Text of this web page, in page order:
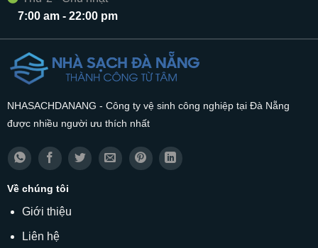
7:00 am - 22:00 pm
NHASACHDANANG - Công ty vệ sinh công nghiệp tại Đà Nẵng
được nhiều người ưu thích nhất
Về chúng tôi
Giới thiệu
Liên hệ